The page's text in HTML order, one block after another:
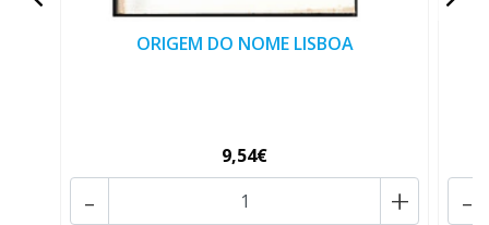
ORIGEM DO NOME LISBOA
9,54€
+
- -